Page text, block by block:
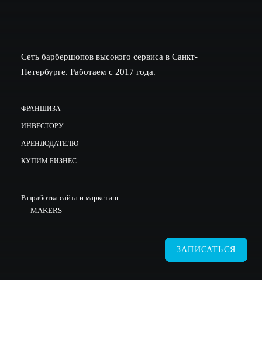
Сеть барбершопов высокого сервиса в Санкт-
Петербурге. Работаем с 2017 года.
ФРАНШИЗА
ИНВЕСТОРУ
АРЕНДОДАТЕЛЮ
КУПИМ БИЗНЕС
Разработка сайта и маркетинг
— MAKERS
ЗАПИСАТЬСЯ